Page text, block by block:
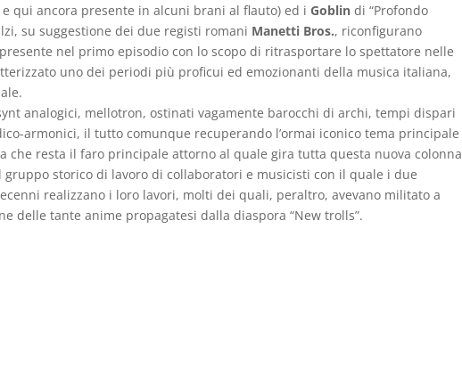
qui ancora presente in alcuni brani al flauto) ed i Goblin di “Profondo
su suggestione dei due registi romani Manetti Bros., riconfigurano
nel primo episodio con lo scopo di ritrasportare lo spettatore nelle
uno dei periodi più proficui ed emozionanti della musica italiana,
analogici, mellotron, ostinati vagamente barocchi di archi, tempi dispari
armonici, il tutto comunque recuperando l’ormai iconico tema principale
che resta il faro principale attorno al quale gira tutta questa nuova colonna
storico di lavoro di collaboratori e musicisti con il quale i due
realizzano i loro lavori, molti dei quali, peraltro, avevano militato a
delle tante anime propagatesi dalla diaspora “New trolls”.